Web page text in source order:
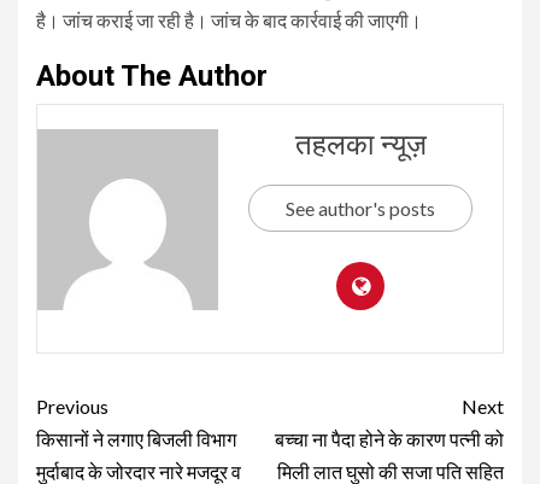
है। जांच कराई जा रही है। जांच के बाद कार्रवाई की जाएगी।
About The Author
तहलका न्यूज़
See author's posts
Continue
Reading
Previous
किसानों ने लगाए बिजली विभाग
मुर्दाबाद के जोरदार नारे मजदूर व
Next
बच्चा ना पैदा होने के कारण पत्नी को
मिली लात घुसो की सजा पति सहित